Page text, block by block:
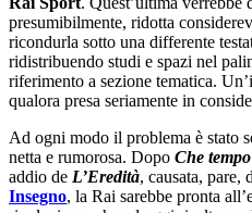
presumibilmente, ridotta
ricondurla sotto una differente
ridistribuendo studi e spazi nel
riferimento a sezione tematica.
qualora presa seriamente in
Ad ogni modo il problema è stato
netta e rumorosa. Dopo Che
addio de L’Eredità, causata, pare,
Insegno, la Rai sarebbe pronta